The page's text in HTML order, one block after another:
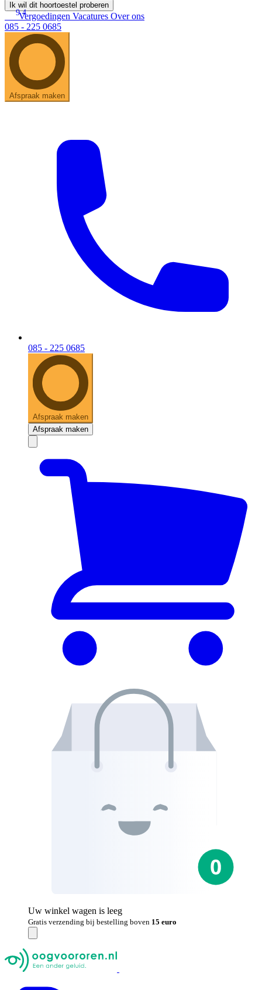
Ik wil dit hoortoestel proberen
9.4
Vergoedingen Vacatures Over ons
085 - 225 0685
Afspraak maken
085 - 225 0685
Afspraak maken
Afspraak maken
Uw winkel wagen is leeg
Gratis verzending bij bestelling boven 15 euro